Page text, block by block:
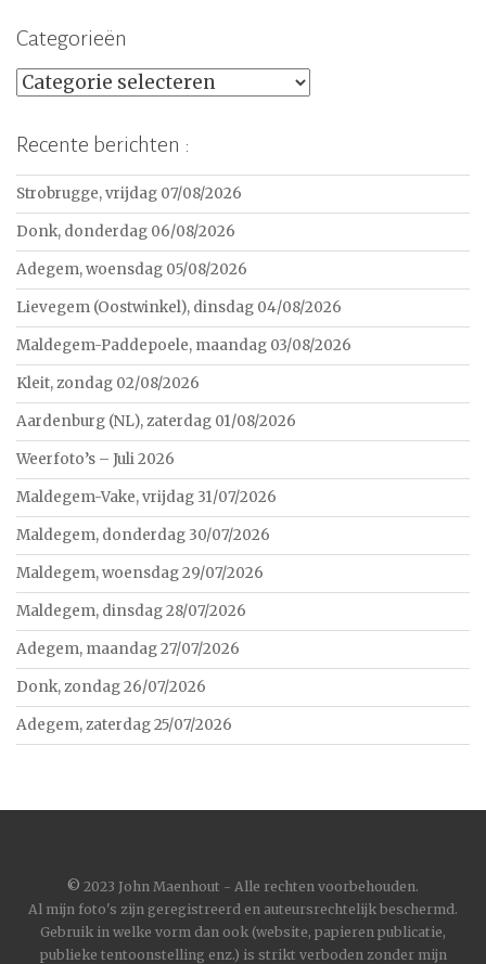
Categorieën
Categorieën
Recente berichten :
Strobrugge, vrijdag 07/08/2026
Donk, donderdag 06/08/2026
Adegem, woensdag 05/08/2026
Lievegem (Oostwinkel), dinsdag 04/08/2026
Maldegem-Paddepoele, maandag 03/08/2026
Kleit, zondag 02/08/2026
Aardenburg (NL), zaterdag 01/08/2026
Weerfoto’s – Juli 2026
Maldegem-Vake, vrijdag 31/07/2026
Maldegem, donderdag 30/07/2026
Maldegem, woensdag 29/07/2026
Maldegem, dinsdag 28/07/2026
Adegem, maandag 27/07/2026
Donk, zondag 26/07/2026
Adegem, zaterdag 25/07/2026
© 2023 John Maenhout - Alle rechten voorbehouden.
Al mijn foto's zijn geregistreerd en auteursrechtelijk beschermd.
Gebruik in welke vorm dan ook (website, papieren publicatie,
publieke tentoonstelling enz.) is strikt verboden zonder mijn